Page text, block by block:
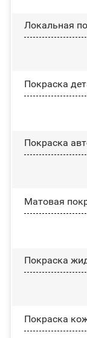
Локальная
Покраска
Покраска
Матовая
Покраска
Покраска